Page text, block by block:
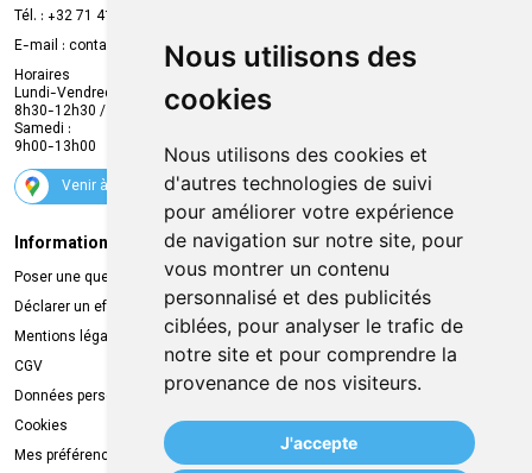
Nous utilisons des
cookies
Nous utilisons des cookies et
d'autres technologies de suivi
pour améliorer votre expérience
de navigation sur notre site, pour
vous montrer un contenu
personnalisé et des publicités
ciblées, pour analyser le trafic de
notre site et pour comprendre la
provenance de nos visiteurs.
J'accepte
Tél. : +32 71 41 32 10
E-mail : contact
mvapharma.be
Horaires
Lundi-Vendredi :
8h30-12h30 / 13h30-18h30
Samedi :
9h00-13h00
Venir à la pharmacie
Compte professionnel
Envoi d’ordonnance
Suivez-nous
Informations légales
Poser une question
Déclarer un effet indésirable
Mentions légales
CGV
Données personnelles
Cookies
Mes préférences Cookies
Livraison
Retrait à la pharmacie
Livraison chez vous
Livraison dans un Point Relais